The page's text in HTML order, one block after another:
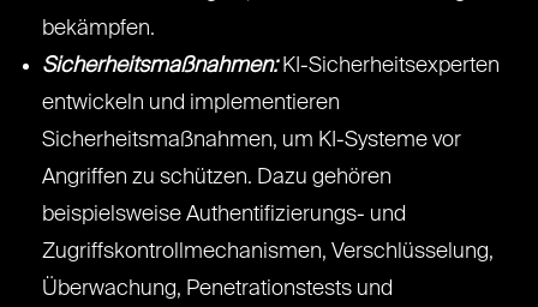
bekämpfen.
Sicherheitsmaßnahmen:KI-Sicherheitsexperten
entwickeln und implementieren
Sicherheitsmaßnahmen, um KI-Systeme vor
Angriffen zu schützen. Dazu gehören
beispielsweise Authentifizierungs- und
Zugriffskontrollmechanismen, Verschlüsselung,
Überwachung, Penetrationstests und